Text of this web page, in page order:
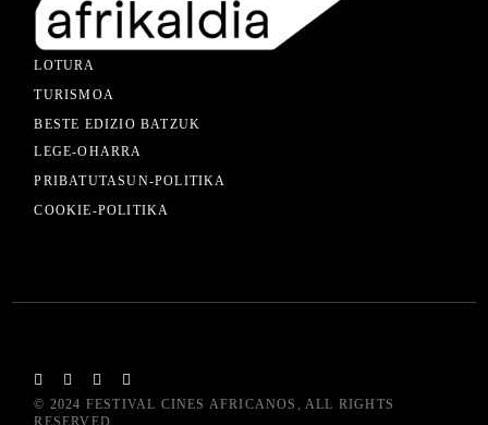
LOTURA
TURISMOA
BESTE EDIZIO BATZUK
LEGE-OHARRA
PRIBATUTASUN-POLITIKA
COOKIE-POLITIKA
© 2024 FESTIVAL CINES AFRICANOS , ALL RIGHTS